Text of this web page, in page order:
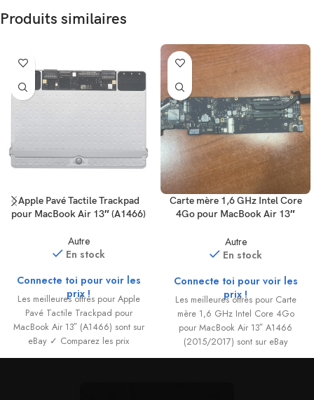
Produits similaires
Apple Pavé Tactile Trackpad
pour MacBook Air 13″ (A1466)
Autre
En stock
Connecte toi pour voir les
prix !
Les meilleures offres pour Apple
Pavé Tactile Trackpad pour
MacBook Air 13″ (A1466) sont sur
eBay ✓ Comparez les prix
Carte mère 1,6 GHz Intel Core
4Go pour MacBook Air 13″
Autre
En stock
Connecte toi pour voir les
prix !
Les meilleures offres pour Carte
mère 1,6 GHz Intel Core 4Go
pour MacBook Air 13″ A1466
(2015/2017) sont sur eBay